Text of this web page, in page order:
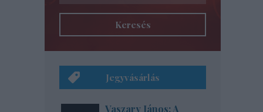
Keresés
Jegyvásárlás
Vaszary János: A